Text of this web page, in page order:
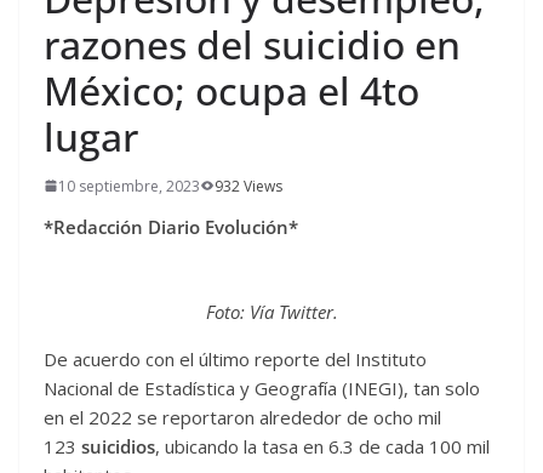
razones del suicidio en
México; ocupa el 4to
lugar
10 septiembre, 2023 932 Views
*Redacción Diario Evolución*
Foto: Vía Twitter.
De acuerdo con el último reporte del Instituto
Nacional de Estadística y Geografía (INEGI), tan solo
en el 2022 se reportaron alrededor de ocho mil
123 suicidios, ubicando la tasa en 6.3 de cada 100 mil